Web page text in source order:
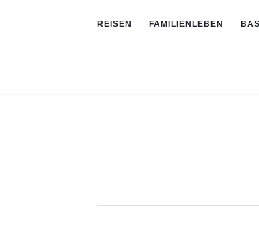
REISEN FAMILIENLEBEN